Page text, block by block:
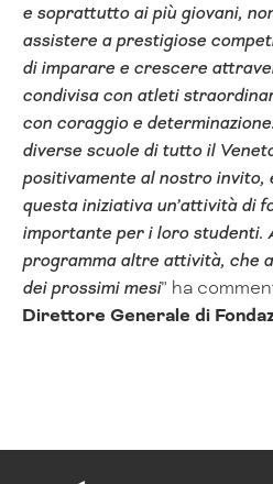
e soprattutto ai più giovani,
assistere a prestigiose
di imparare e crescere
condivisa con atleti
con coraggio e
diverse scuole di tutto il
positivamente al nostro invito,
questa iniziativa un’attività di
importante per i loro studenti.
programma altre attività, che
dei prossimi mesi” ha
Direttore Generale di